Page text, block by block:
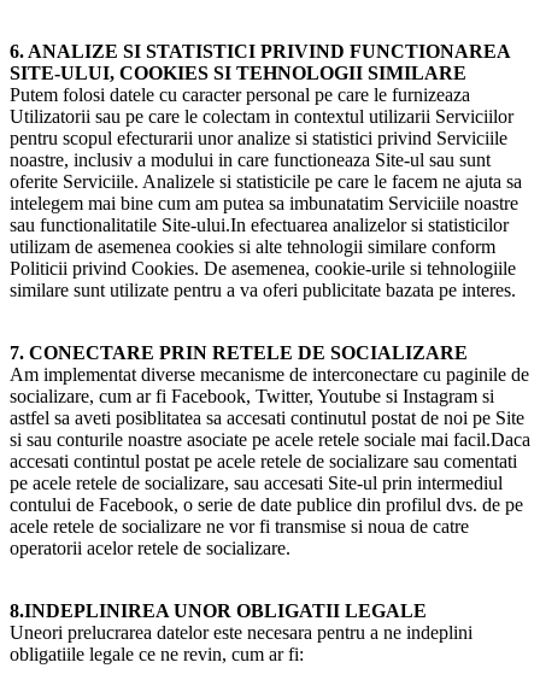
6. ANALIZE SI STATISTICI PRIVIND FUNCTIONAREA
SITE-ULUI, COOKIES SI TEHNOLOGII SIMILARE
Putem folosi datele cu caracter personal pe care le furnizeaza
Utilizatorii sau pe care le colectam in contextul utilizarii Serviciilor
pentru scopul efecturarii unor analize si statistici privind Serviciile
noastre, inclusiv a modului in care functioneaza Site-ul sau sunt
oferite Serviciile. Analizele si statisticile pe care le facem ne ajuta sa
intelegem mai bine cum am putea sa imbunatatim Serviciile noastre
sau functionalitatile Site-ului.In efectuarea analizelor si statisticilor
utilizam de asemenea cookies si alte tehnologii similare conform
Politicii privind Cookies. De asemenea, cookie-urile si tehnologiile
similare sunt utilizate pentru a va oferi publicitate bazata pe interes.
7. CONECTARE PRIN RETELE DE SOCIALIZARE
Am implementat diverse mecanisme de interconectare cu paginile de
socializare, cum ar fi Facebook, Twitter, Youtube si Instagram si
astfel sa aveti posiblitatea sa accesati continutul postat de noi pe Site
si sau conturile noastre asociate pe acele retele sociale mai facil.Daca
accesati contintul postat pe acele retele de socializare sau comentati
pe acele retele de socializare, sau accesati Site-ul prin intermediul
contului de Facebook, o serie de date publice din profilul dvs. de pe
acele retele de socializare ne vor fi transmise si noua de catre
operatorii acelor retele de socializare.
8.INDEPLINIREA UNOR OBLIGATII LEGALE
Uneori prelucrarea datelor este necesara pentru a ne indeplini
obligatiile legale ce ne revin, cum ar fi: